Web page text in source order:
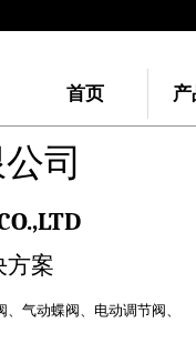
首页 产
司
方案
、 气动蝶阀、 电动调节阀、